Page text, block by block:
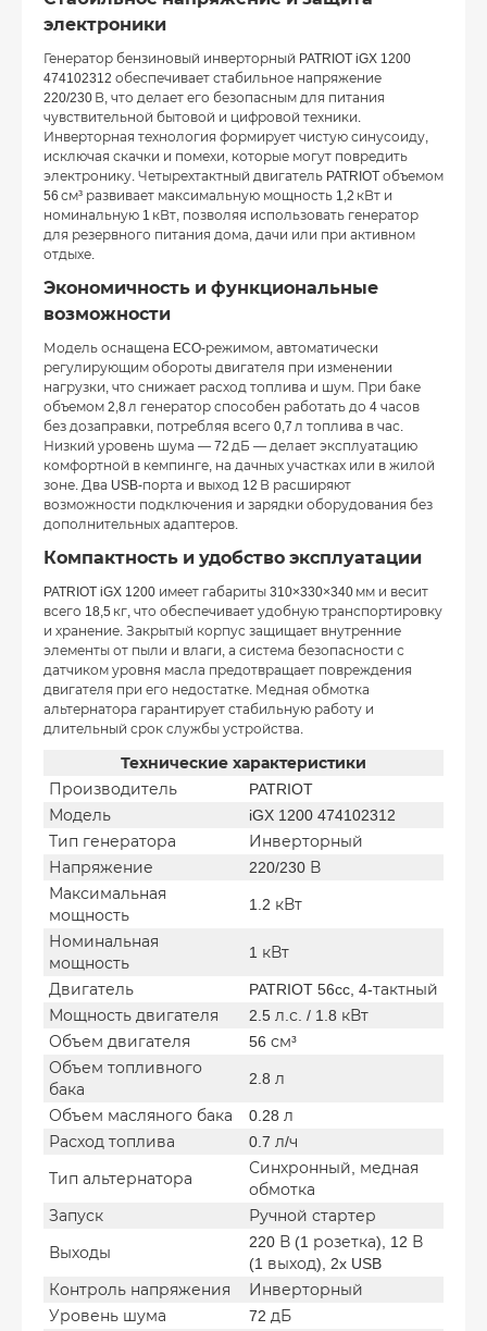
электроники
Генератор бензиновый инверторный PATRIOT iGX 1200
474102312 обеспечивает стабильное напряжение
220/230 В, что делает его безопасным для питания
чувствительной бытовой и цифровой техники.
Инверторная технология формирует чистую синусоиду,
исключая скачки и помехи, которые могут повредить
электронику. Четырехтактный двигатель PATRIOT объемом
56 см³ развивает максимальную мощность 1,2 кВт и
номинальную 1 кВт, позволяя использовать генератор
для резервного питания дома, дачи или при активном
отдыхе.
Экономичность и функциональные
возможности
Модель оснащена ECO-режимом, автоматически
регулирующим обороты двигателя при изменении
нагрузки, что снижает расход топлива и шум. При баке
объемом 2,8 л генератор способен работать до 4 часов
без дозаправки, потребляя всего 0,7 л топлива в час.
Низкий уровень шума — 72 дБ — делает эксплуатацию
комфортной в кемпинге, на дачных участках или в жилой
зоне. Два USB-порта и выход 12 В расширяют
возможности подключения и зарядки оборудования без
дополнительных адаптеров.
Компактность и удобство эксплуатации
PATRIOT iGX 1200 имеет габариты 310×330×340 мм и весит
всего 18,5 кг, что обеспечивает удобную транспортировку
и хранение. Закрытый корпус защищает внутренние
элементы от пыли и влаги, а система безопасности с
датчиком уровня масла предотвращает повреждения
двигателя при его недостатке. Медная обмотка
альтернатора гарантирует стабильную работу и
длительный срок службы устройства.
Технические характеристики
Производитель
PATRIOT
Модель
iGX 1200 474102312
Тип генератора
Инверторный
Напряжение
220/230 В
Максимальная
мощность
1.2 кВт
Номинальная
мощность
1 кВт
Двигатель
PATRIOT 56cc, 4-тактный
Мощность двигателя
2.5 л.с. / 1.8 кВт
Объем двигателя
56 см³
Объем топливного
бака
2.8 л
Объем масляного бака
0.28 л
Расход топлива
0.7 л/ч
Тип альтернатора
Синхронный, медная
обмотка
Запуск
Ручной стартер
Выходы
220 В (1 розетка), 12 В
(1 выход), 2x USB
Контроль напряжения
Инверторный
Уровень шума
72 дБ